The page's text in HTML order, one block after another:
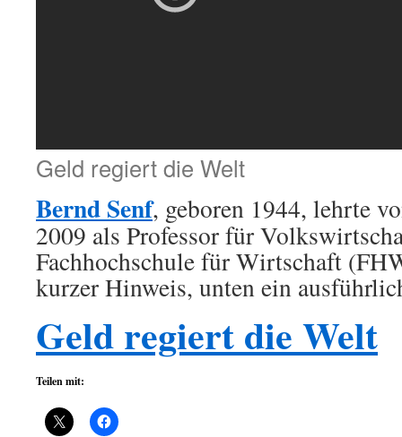
Geld regiert die Welt
Bernd Senf, geboren 1944, lehrte
2009 als Professor für
Fachhochschule für Wirtschaft
kurzer Hinweis, unten ein
Geld regiert die Welt
Teilen mit: